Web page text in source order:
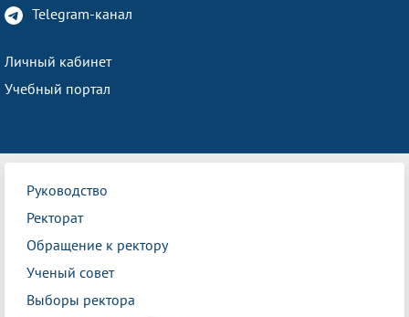
Telegram-канал
Личный кабинет
Учебный портал
Руководство
Ректорат
Обращение к ректору
Ученый совет
Выборы ректора